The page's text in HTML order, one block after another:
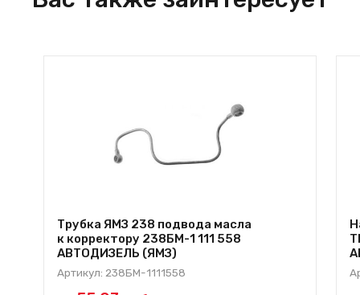
Трубка ЯМЗ 238 подвода масла
к корректору 238БМ-1 111 558
АВТОДИЗЕЛЬ (ЯМЗ)
Артикул: 238БМ-1111558